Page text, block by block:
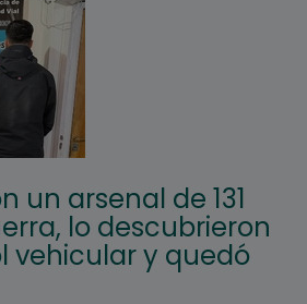
un arsenal de 131
lo descubrieron
vehicular y quedó